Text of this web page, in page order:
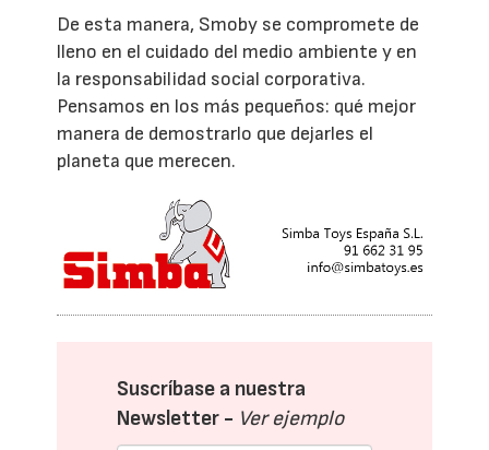
De esta manera, Smoby se compromete de
lleno en el cuidado del medio ambiente y en
la responsabilidad social corporativa.
Pensamos en los más pequeños: qué mejor
manera de demostrarlo que dejarles el
planeta que merecen.
Suscríbase a nuestra
Newsletter - Ver ejemplo